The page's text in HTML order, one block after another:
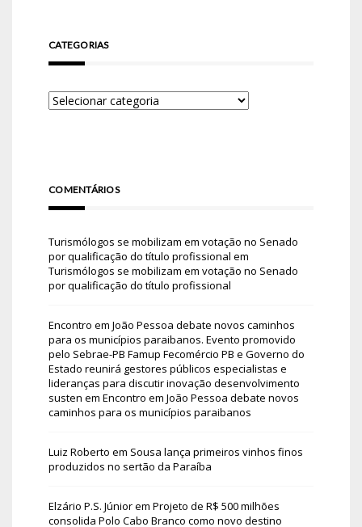
CATEGORIAS
COMENTÁRIOS
Turismólogos se mobilizam em votação no Senado
por qualificação do título profissional em
Turismólogos se mobilizam em votação no Senado
por qualificação do título profissional
Encontro em João Pessoa debate novos caminhos
para os municípios paraibanos. Evento promovido
pelo Sebrae-PB Famup Fecomércio PB e Governo do
Estado reunirá gestores públicos especialistas e
lideranças para discutir inovação desenvolvimento
susten em Encontro em João Pessoa debate novos
caminhos para os municípios paraibanos
Luiz Roberto em Sousa lança primeiros vinhos finos
produzidos no sertão da Paraíba
Elzário P.S. Júniorem Projeto de R$ 500 milhões
consolida Polo Cabo Branco como novo destino